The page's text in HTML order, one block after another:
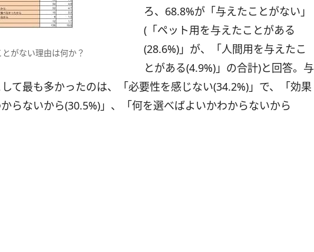
がない理由は何か？
ろ、68.8%が「与えたことがない」
(「ペット用を与えたことがある
(28.6%)」が、「人間用を与えたこ
とがある(4.9%)」の合計)と回答。与
て最も多かったのは、「必要性を感じない(34.2%)」で、「効果
らないから(30.5%)」、「何を選べばよいかわからないから